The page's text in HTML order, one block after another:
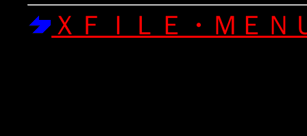
ＸＦＩＬＥ・ＭＥＮ